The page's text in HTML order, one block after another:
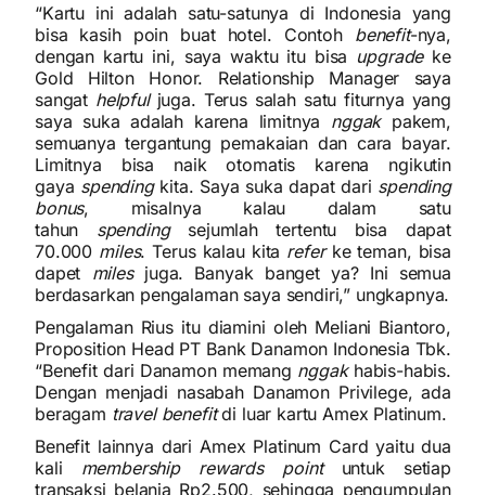
“Kartu ini adalah satu-satunya di Indonesia yang
bisa kasih poin buat hotel. Contoh benefit-nya,
dengan kartu ini, saya waktu itu bisa upgradeke
Gold Hilton Honor. Relationship Manager saya
sangat helpful juga. Terus salah satu fiturnya yang
saya suka adalah karena limitnya nggak pakem,
semuanya tergantung pemakaian dan cara bayar.
Limitnya bisa naik otomatis karena ngikutin
gaya spendingkita. Saya suka dapat dari spending
bonus, misalnya kalau dalam satu
tahun spendingsejumlah tertentu bisa dapat
70.000 miles. Terus kalau kita referke teman, bisa
dapet milesjuga. Banyak banget ya? Ini semua
berdasarkan pengalaman saya sendiri,” ungkapnya.
Pengalaman Rius itu diamini oleh Meliani Biantoro,
Proposition Head PT Bank Danamon Indonesia Tbk.
“Benefit dari Danamon memang nggak habis-habis.
Dengan menjadi nasabah Danamon Privilege, ada
beragam travel benefitdi luar kartu Amex Platinum.
Benefit lainnya dari Amex Platinum Card yaitu dua
kali membership rewards pointuntuk setiap
transaksi belanja Rp2.500, sehingga pengumpulan